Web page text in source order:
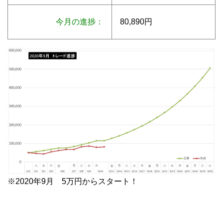
今月の進捗： 80,890円
※2020年9月 5万円からスタート！